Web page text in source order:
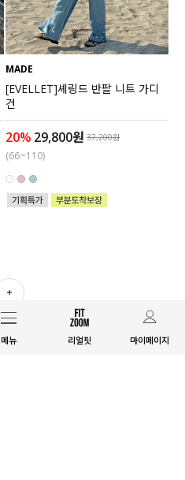
메뉴 리얼핏 마이페이지
MADE
[EVELLET]셰링드 반팔 니트 가디
건
20% 29,800원 37,200원
(66~110)
더보기